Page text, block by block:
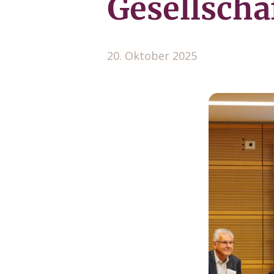
20. Oktober 2025